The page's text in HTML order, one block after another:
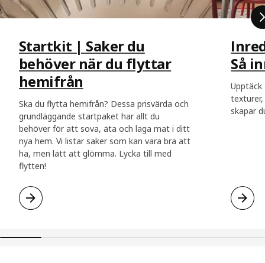
Startkit | Saker du
behöver när du flyttar
hemifrån
Ska du flytta hemifrån? Dessa prisvärda och
grundläggande startpaket har allt du
behöver för att sova, äta och laga mat i ditt
nya hem. Vi listar saker som kan vara bra att
ha, men lätt att glömma. Lycka till med
flytten!
Så
Upptäck
skapar